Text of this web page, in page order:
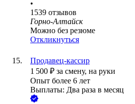
•
1539 отзывов
Горно-Алтайск
Можно без резюме
Откликнуться
Продавец-кассир
1 500 ₽ за смену, на руки
Опыт более 6 лет
Выплаты: Два раза в месяц